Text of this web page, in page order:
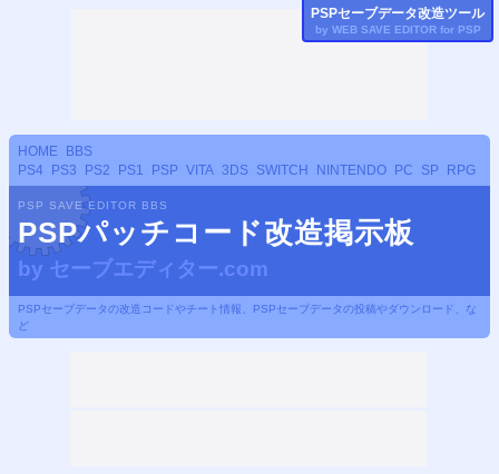
HOME
BBS
PS4
PS3 PS2 PS1 PSP VITA 3DS SWITCH NINTENDO PC SP RPG
PSP SAVE EDITOR BBS
PSPパッチコード改造掲示板
by セーブエディター.com
PSPセーブデータの改造コードやチート情報、PSPセーブデータの投稿やダウンロード、な
ど
PSPセーブデータ改造ツール
by WEB SAVE EDITOR for PSP